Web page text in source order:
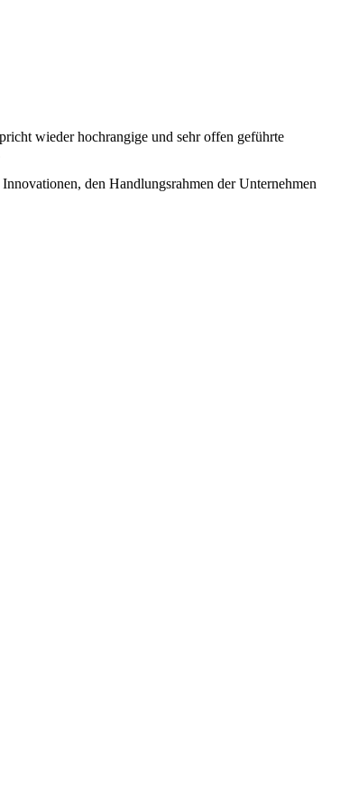
wieder hochrangige und sehr offen geführte
den Handlungsrahmen der Unternehmen